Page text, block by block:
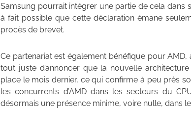
Samsung pourrait intégrer une partie de cela dans
à fait possible que cette déclaration émane
procès de brevet.
Ce partenariat est également bénéfique pour
tout juste d’annoncer que la nouvelle
place le mois dernier, ce qui confirme à peu près
les concurrents d’AMD dans les secteurs du
désormais une présence minime, voire nulle, dans